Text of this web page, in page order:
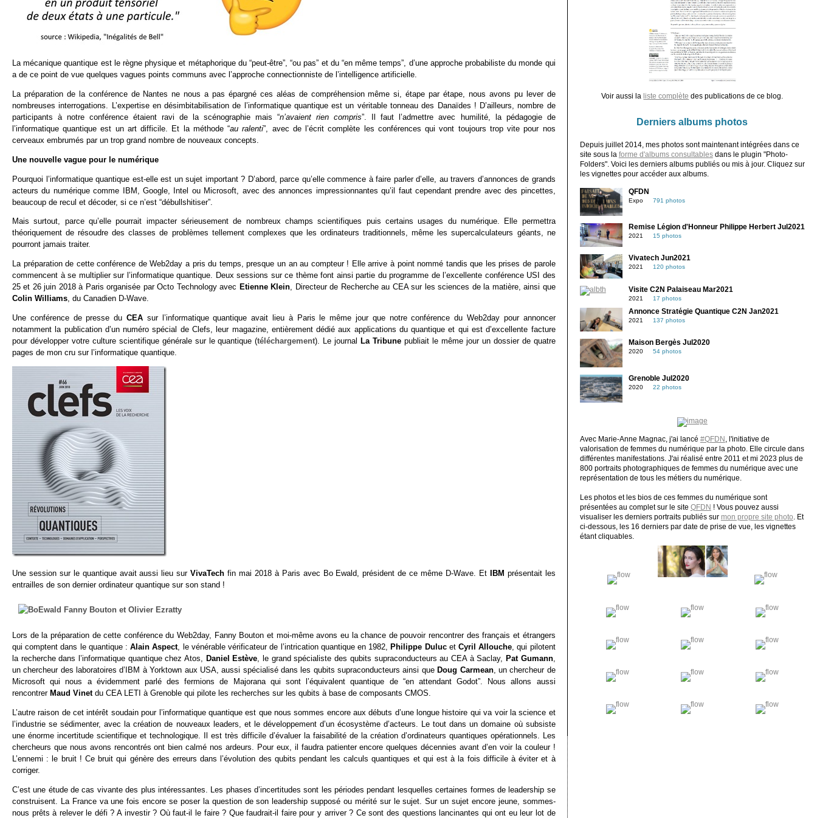
La mécanique quantique est le règne physique et métaphorique du “peut-être”, “ou pas” et du “en même temps”, d’une approche probabiliste du monde qui
a de ce point de vue quelques vagues points communs avec l’approche connectionniste de l’intelligence artificielle.
La préparation de la conférence de Nantes ne nous a pas épargné ces aléas de compréhension même si, étape par étape, nous avons pu lever de
nombreuses interrogations. L’expertise en désimbitabilisation de l’informatique quantique est un véritable tonneau des Danaïdes ! D’ailleurs, nombre de
participants à notre conférence étaient ravi de la scénographie mais “n’avaient rien compris”. Il faut l’admettre avec humilité, la pédagogie de
l’informatique quantique est un art difficile. Et la méthode “au ralenti”, avec de l’écrit complète les conférences qui vont toujours trop vite pour nos
cerveaux embrumés par un trop grand nombre de nouveaux concepts.
Une nouvelle vague pour le numérique
Pourquoi l’informatique quantique est-elle est un sujet important ? D’abord, parce qu’elle commence à faire parler d’elle, au travers d’annonces de grands
acteurs du numérique comme IBM, Google, Intel ou Microsoft, avec des annonces impressionnantes qu’il faut cependant prendre avec des pincettes,
beaucoup de recul et décoder, si ce n’est “débullshitiser”.
Mais surtout, parce qu’elle pourrait impacter sérieusement de nombreux champs scientifiques puis certains usages du numérique. Elle permettra
théoriquement de résoudre des classes de problèmes tellement complexes que les ordinateurs traditionnels, même les supercalculateurs géants, ne
pourront jamais traiter.
La préparation de cette conférence de Web2day a pris du temps, presque un an au compteur ! Elle arrive à point nommé tandis que les prises de parole
commencent à se multiplier sur l’informatique quantique. Deux sessions sur ce thème font ainsi partie du programme de l’excellente conférence USI des
25 et 26 juin 2018 à Paris organisée par Octo Technology avec Etienne Klein, Directeur de Recherche au CEA sur les sciences de la matière, ainsi que
Colin Williams, du Canadien D-Wave.
Une conférence de presse duCEA sur l’informatique quantique avait lieu à Paris le même jour que notre conférence du Web2day pour annoncer
notamment la publication d’un numéro spécial de Clefs, leur magazine, entièrement dédié aux applications du quantique et qui est d’excellente facture
pour développer votre culture scientifique générale sur le quantique (téléchargement). Le journal La Tribune publiait le même jour un dossier de quatre
pages de mon cru sur l’informatique quantique.
Une session sur le quantique avait aussi lieu surVivaTechfin mai 2018 à Paris avec Bo Ewald, président de ce même D-Wave. Et IBM présentait les
entrailles de son dernier ordinateur quantique sur son stand !
Lors de la préparation de cette conférence du Web2day, Fanny Bouton et moi-même avons eu la chance de pouvoir rencontrer des français et étrangers
qui comptent dans le quantique :Alain Aspect, le vénérable vérificateur de l’intrication quantique en 1982, Philippe Duluc etCyril Allouche, qui pilotent
la recherche dans l’informatique quantique chez Atos, Daniel Estève, le grand spécialiste des qubits supraconducteurs au CEA à Saclay, Pat Gumann,
un chercheur des laboratoires d’IBM à Yorktown aux USA, aussi spécialisé dans les qubits supraconducteurs ainsi que Doug Carmean, un chercheur de
Microsoft qui nous a évidemment parlé des fermions de Majorana qui sont l’équivalent quantique de “en attendant Godot”. Nous allons aussi
rencontrer Maud Vinet du CEA LETI à Grenoble qui pilote les recherches sur les qubits à base de composants CMOS.
L’autre raison de cet intérêt soudain pour l’informatique quantique est que nous sommes encore aux débuts d’une longue histoire qui va voir la science et
l’industrie se sédimenter, avec la création de nouveaux leaders, et le développement d’un écosystème d’acteurs. Le tout dans un domaine où subsiste
une énorme incertitude scientifique et technologique. Il est très difficile d’évaluer la faisabilité de la création d’ordinateurs quantiques opérationnels. Les
chercheurs que nous avons rencontrés ont bien calmé nos ardeurs. Pour eux, il faudra patienter encore quelques décennies avant d’en voir la couleur !
L’ennemi : le bruit ! Ce bruit qui génère des erreurs dans l’évolution des qubits pendant les calculs quantiques et qui est à la fois difficile à éviter et à
corriger.
C’est une étude de cas vivante des plus intéressantes. Les phases d’incertitudes sont les périodes pendant lesquelles certaines formes de leadership se
construisent. La France va une fois encore se poser la question de son leadership supposé ou mérité sur le sujet. Sur un sujet encore jeune, sommes-
nous prêts à relever le défi ? A investir ? Où faut-il le faire ? Que faudrait-il faire pour y arriver ? Ce sont des questions lancinantes qui ont eu leur lot de
Voir aussi la liste complète des publications de ce blog.
Derniers albums photos
Depuis juillet 2014, mes photos sont maintenant intégrées dans ce
site sous la forme d'albums consultablesdans le plugin "Photo-
Folders". Voici les derniers albums publiés ou mis à jour. Cliquez sur
les vignettes pour accéder aux albums.
QFDN
Expo 791 photos
Remise Légion d'Honneur Philippe Herbert Jul2021
2021 15 photos
Vivatech Jun2021
2021 120 photos
Visite C2N Palaiseau Mar2021
2021 17 photos
Annonce Stratégie Quantique C2N Jan2021
2021 137 photos
Maison Bergès Jul2020
2020 54 photos
Grenoble Jul2020
2020 22 photos
Avec Marie-Anne Magnac, j'ai lancé #QFDN , l'initiative de
valorisation de femmes du numérique par la photo. Elle circule dans
différentes manifestations. J'ai réalisé entre 2011 et mi 2023 plus de
800 portraits photographiques de femmes du numérique avec une
représentation de tous les métiers du numérique.
Les photos et les bios de ces femmes du numérique sont
présentées au complet sur le site QFDN ! Vous pouvez aussi
visualiser les derniers portraits publiés sur mon propre site photo. Et
ci-dessous, les 16 derniers par date de prise de vue, les vignettes
étant cliquables.